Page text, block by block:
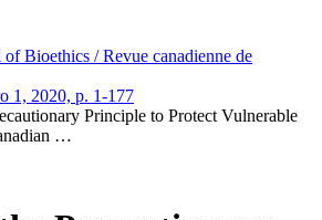
of Bioethics / Revue canadienne de
1, 2020, p. 1-177
Principle to Protect Vulnerable
…